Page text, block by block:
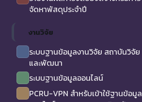
จัดหาพัสดุประจำปี
งานวิจัย
ระบบฐานข้อมูลงานวิจัย สถาบันวิจัย
และพัฒนา
ระบบฐานข้อมูลออนไลน์
PCRU-VPN สำหรับเข้าใช้ฐานข้อมูล